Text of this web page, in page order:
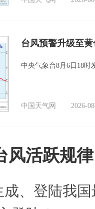
台风预警升级至
中央气象台8月6日18时
中国天气网 2026-
风活跃规律
、登陆我